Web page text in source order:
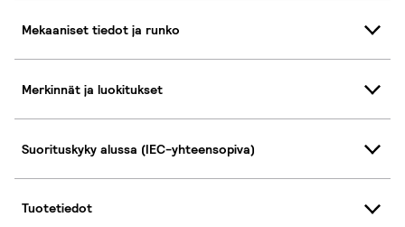
Mekaaniset tiedot ja runko
Merkinnät ja luokitukset
Suorituskyky alussa (IEC-yhteensopiva)
Tuotetiedot